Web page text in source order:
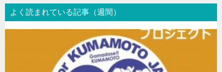
よく読まれている記事（週間）